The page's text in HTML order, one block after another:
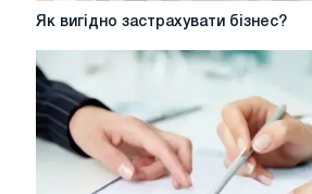
Як
застрахувати
бізнес?
Як вигідно застрахувати бізнес?